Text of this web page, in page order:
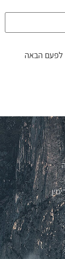
לפעם הבאה